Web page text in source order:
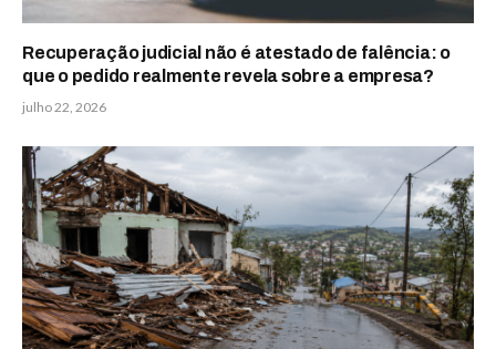
Recuperação judicial não é atestado de falência: o
que o pedido realmente revela sobre a empresa?
julho 22, 2026